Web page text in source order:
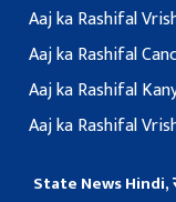
Aaj ka Rashifal
Aaj ka Rashifal
Aaj ka Rashifal
Aaj ka Rashifal
State News Hindi,